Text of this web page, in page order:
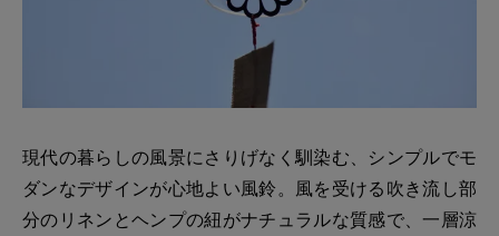
現代の暮らしの風景にさりげなく馴染む、シンプルでモ
ダンなデザインが心地よい風鈴。風を受ける吹き流し部
分のリネンとヘンプの紐がナチュラルな質感で、一層涼